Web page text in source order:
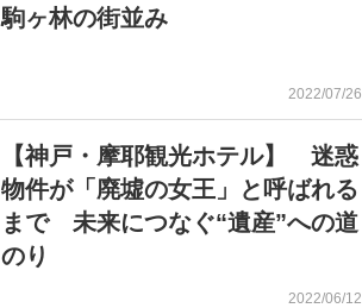
駒ヶ林の街並み
2022/07/26
【神戸・摩耶観光ホテル】 迷惑
物件が「廃墟の女王」と呼ばれる
まで 未来につなぐ“遺産”への道
のり
2022/06/12